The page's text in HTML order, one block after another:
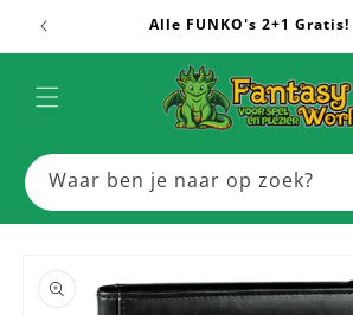
naar de
content
Alle FUNKO's 2+1 Gratis!
Waar ben je naar op zoek?
direct naar